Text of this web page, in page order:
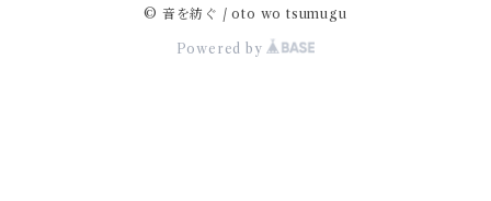
© 音を紡ぐ / oto wo tsumugu
Powered by